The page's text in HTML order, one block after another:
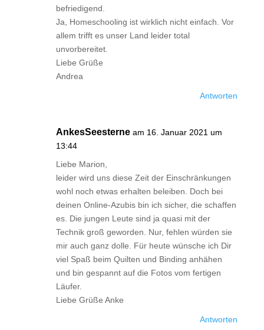
befriedigend.
Ja, Homeschooling ist wirklich nicht einfach. Vor
allem trifft es unser Land leider total
unvorbereitet.
Liebe Grüße
Andrea
Antworten
AnkesSeesterne am 16. Januar 2021 um
13:44
Liebe Marion,
leider wird uns diese Zeit der Einschränkungen
wohl noch etwas erhalten beleiben. Doch bei
deinen Online-Azubis bin ich sicher, die schaffen
es. Die jungen Leute sind ja quasi mit der
Technik groß geworden. Nur, fehlen würden sie
mir auch ganz dolle. Für heute wünsche ich Dir
viel Spaß beim Quilten und Binding anhähen
und bin gespannt auf die Fotos vom fertigen
Läufer.
Liebe Grüße Anke
Antworten